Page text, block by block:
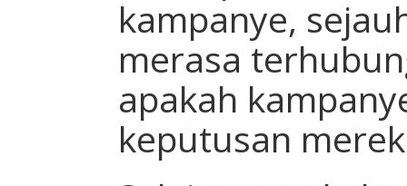
kampanye,
merasa
apakah
keputusan